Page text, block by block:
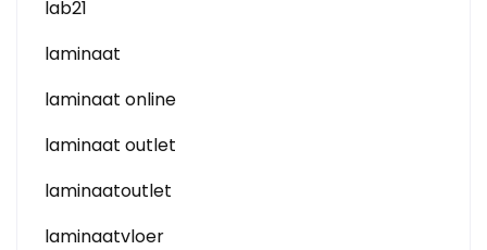
lab21
laminaat
laminaat online
laminaat outlet
laminaatoutlet
laminaatvloer